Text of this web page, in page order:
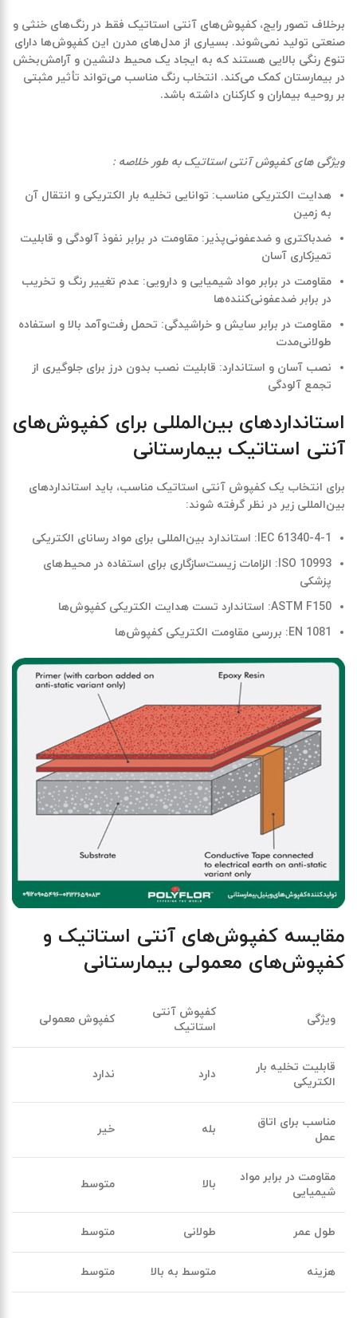
برخلاف تصور رایج،کفپوش‌های آنتی استاتیک فقط در رنگ‌های خنثی و
صنعتی تولید نمی‌شوند. بسیاری از مدل‌های مدرن این کفپوش‌ها دارای
تنوع رنگی بالایی هستند که به ایجاد یک محیط دلنشین و آرامش‌بخش
در بیمارستان کمک می‌کند. انتخاب رنگ مناسب می‌تواند تأثیر مثبتی
بر روحیه بیماران و کارکنان داشته باشد.
ویژگی های کفپوش آنتی استاتیک به طور خلاصه :
هدایت الکتریکی مناسب: توانایی تخلیه بار الکتریکی و انتقال آن
به زمین
ضدباکتری و ضدعفونی‌پذیر: مقاومت در برابر نفوذ آلودگی و قابلیت
تمیزکاری آسان
مقاومت در برابر مواد شیمیایی و دارویی: عدم تغییر رنگ و تخریب
در برابر ضدعفونی‌کننده‌ها
مقاومت در برابر سایش و خراشیدگی: تحمل رفت‌وآمد بالا و استفاده
طولانی‌مدت
نصب آسان و استاندارد: قابلیت نصب بدون درز برای جلوگیری از
تجمع آلودگی
استانداردهای بین‌المللی برای کفپوش‌های
آنتی استاتیک بیمارستانی
برای انتخاب یک کفپوش آنتی استاتیک مناسب، باید استانداردهای
بین‌المللی زیر در نظر گرفته شوند:
IEC 61340-4-1: استاندارد بین‌المللی برای مواد رسانای الکتریکی
ISO 10993: الزامات زیست‌سازگاری برای استفاده در محیط‌های
پزشکی
ASTM F150: استاندارد تست هدایت الکتریکی کفپوش‌ها
EN 1081: بررسی مقاومت الکتریکی کفپوش‌ها
مقایسه کفپوش‌های آنتی استاتیک و
کفپوش‌های معمولی بیمارستانی
ویژگی
کفپوش آنتی
استاتیک
کفپوش معمولی
قابلیت تخلیه بار
الکتریکی
دارد ندارد
مناسب برای اتاق
عمل
بله خیر
مقاومت در برابر مواد
شیمیایی
بالا متوسط
طول عمر طولانی متوسط
هزینه متوسط به بالا متوسط